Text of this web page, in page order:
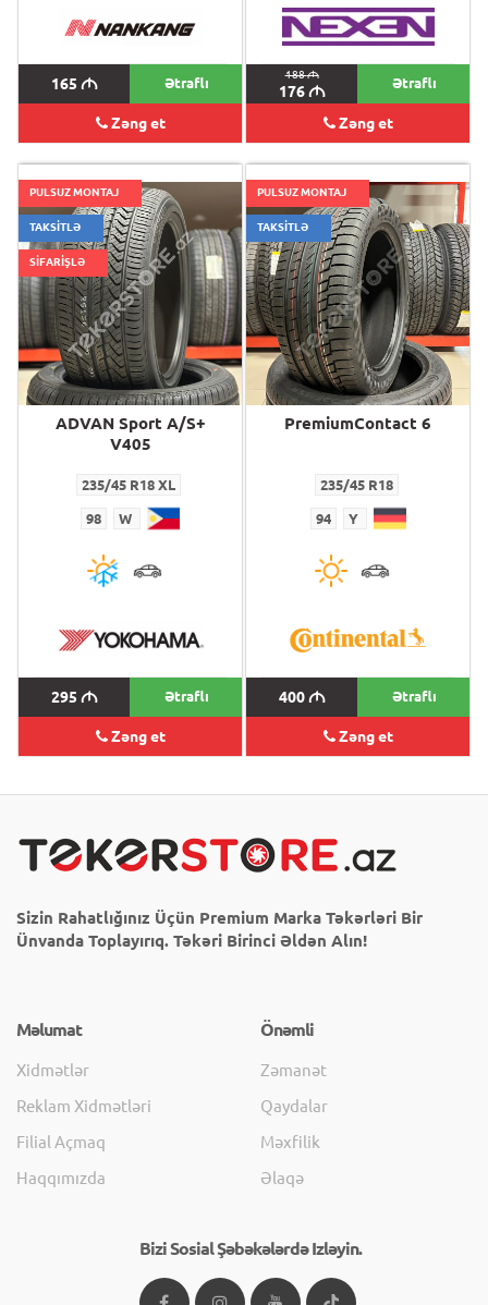
165 M Ətraflı
Zəng et
188M
176M Ətraflı
Zəng et
PULSUZ MONTAJ
TAKSİTLƏ
SİFARİŞLƏ
ADVAN Sport A/S+
V405
235/45 R18 XL
98 W
295 M Ətraflı
Zəng et
PULSUZ MONTAJ
TAKSİTLƏ
PremiumContact 6
235/45 R18
94 Y
400M Ətraflı
Zəng et
Sizin Rahatlığınız Üçün Premium Marka Təkərləri Bir
Ünvanda Toplayırıq. Təkəri Birinci Əldən Alın!
Məlumat
Xidmətlər
Reklam Xidmətləri
Filial Açmaq
Haqqımızda
Önəmli
Zəmanət
Qaydalar
Məxfilik
Əlaqə
Bizi Sosial Şəbəkələrdə Izləyin.